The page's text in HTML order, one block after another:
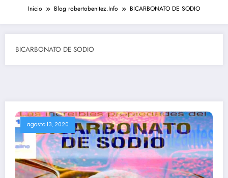
Inicio Blog robertobenitez.Info BICARBONATO DE SODIO
BICARBONATO DE SODIO
agosto 13, 2020